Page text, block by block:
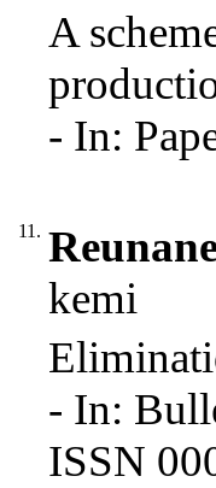
A
- In:
11.
kemi
- In:
ISSN